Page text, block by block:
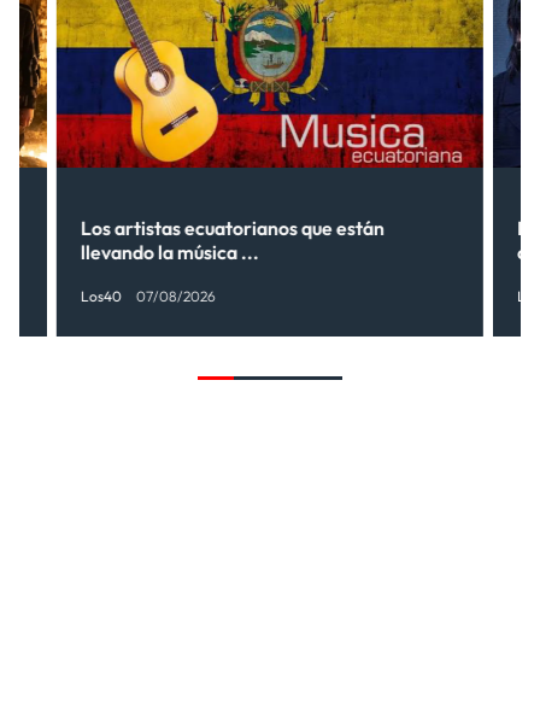
Los artistas ecuatorianos que están
llevando la música ...
Los40 07/08/2026